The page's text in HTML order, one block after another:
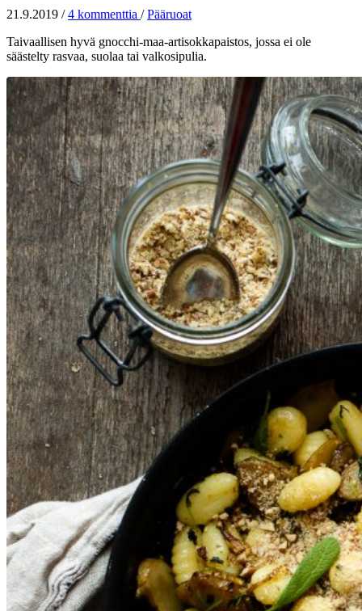
21.9.2019 / 4 kommenttia / Pääruoat
Taivaallisen hyvä gnocchi-maa-artisokkapaistos, jossa ei ole
säästelty rasvaa, suolaa tai valkosipulia.